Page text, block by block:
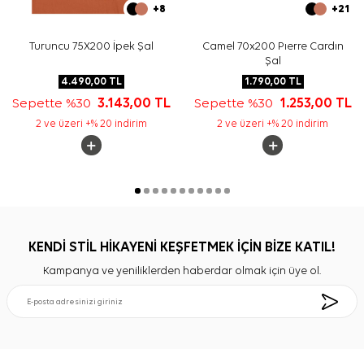
+8
Turuncu 75X200 İpek Şal
4.490,00TL
Sepette %30 3.143,00 TL
2 ve üzeri +% 20 indirim
+21
Camel 70x200 Pıerre Cardın
Şal
1.790,00TL
Sepette %30 1.253,00 TL
2 ve üzeri +% 20 indirim
KENDİ STİL HİKAYENİ KEŞFETMEK İÇİN BİZE KATIL!
Kampanya ve yeniliklerden haberdar olmak için üye ol.